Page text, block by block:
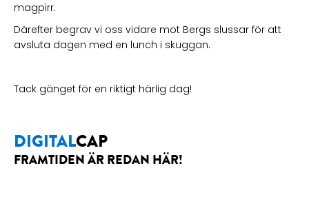
magpirr.
Därefter begrav vi oss vidare mot Bergs slussar för att
avsluta dagen med en lunch i skuggan.
Tack gänget för en riktigt härlig dag!
DIGITALCAP
FRAMTIDEN ÄR REDAN HÄR!